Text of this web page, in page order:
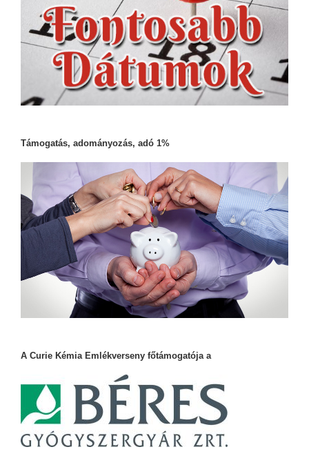
Támogatás, adományozás, adó 1%
A Curie Kémia Emlékverseny főtámogatója a